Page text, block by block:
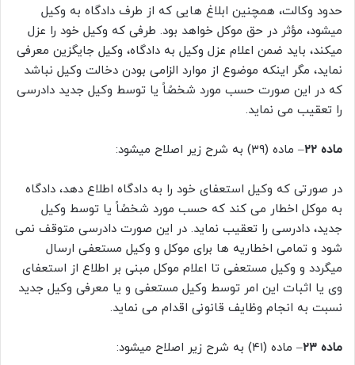
حدود وکالت، همچنین ابلاغ هایی که از طرف دادگاه به وکیل
میشود، مؤثر در حق موکل خواهد بود. طرفی که وکیل خود را عزل
میکند، باید ضمن اعلام عزل وکیل به دادگاه، وکیل جایگزین معرفی
نماید، مگر اینکه موضوع از موارد الزامی بودن دخالت وکیل نباشد
که در این صورت حسب مورد شخصًاً یا توسط وکیل جدید دادرسی
را تعقیب می نماید.
ماده ۲۲ – ماده (۳۹) به شرح زیر اصلاح میشود:
در صورتی که وکیل استعفای خود را به دادگاه اطلاع دهد، دادگاه
به موکل اخطار می کند که حسب مورد شخصًاً یا توسط وکیل
جدید، دادرسی را تعقیب نماید. در این صورت دادرسی متوقف نمی
شود و تمامی اخطاریه ها برای موکل و وکیل مستعفی ارسال
میگردد و وکیل مستعفی تا اعلام موکل مبنی بر اطلاع از استعفای
وی یا اثبات این امر توسط وکیل مستعفی و یا معرفی وکیل جدید
نسبت به انجام وظایف قانونی اقدام می نماید.
ماده ۲۳ – ماده (۴۱) به شرح زیر اصلاح میشود: